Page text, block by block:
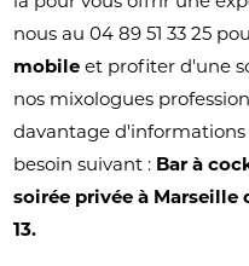
nous au 04 89 51 33 25
mobile et profiter d'une
nos mixologues
davantage
besoin suivant : Bar à
soirée privée à Marseille
13.